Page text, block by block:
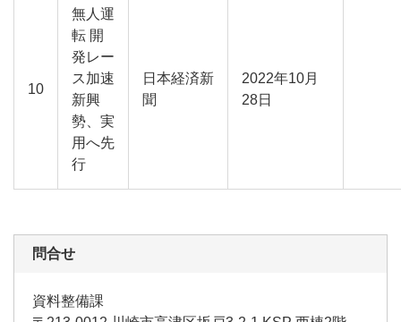
10
無人運
転 開
発レー
ス加速
新興
勢、実
用へ先
行
日本経済新
聞
2022年10月
28日
問合せ
資料整備課